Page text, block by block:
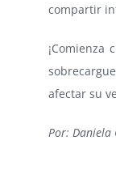
compartir
¡Comienza
afectar su
Por: